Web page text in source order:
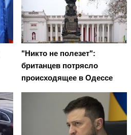
"Никто не полезет":
британцев потрясло
происходящее в Одессе